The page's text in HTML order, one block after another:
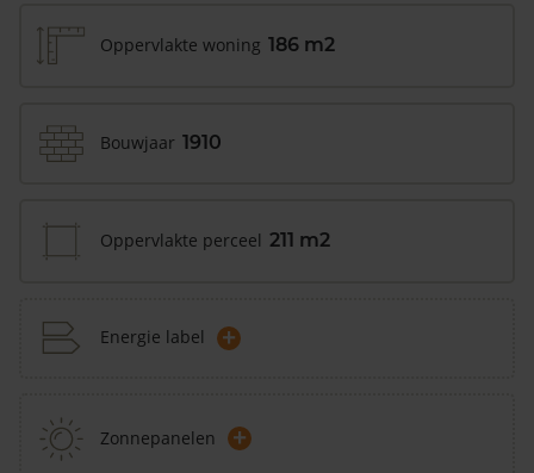
Oppervlakte woning 186 m2
Bouwjaar 1910
Oppervlakte perceel 211 m2
Energie label +
Zonnepanelen +